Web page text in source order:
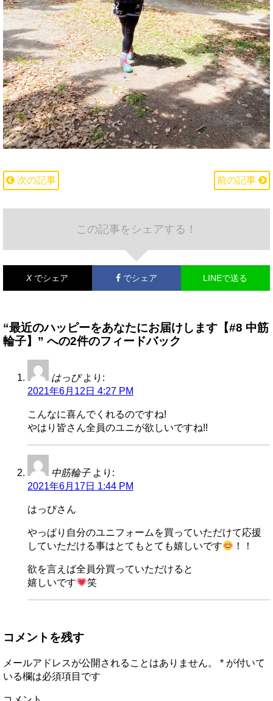
次の記事 前の記事
この記事をシェアする！
X でシェア でシェア LINEで送る
“最近のハッピーをあなたにお届けします【#8 中筋
輪子】” への2件のフィードバック
はっぴ より:
2021年6月12日 4:27 PM
こんなに喜んでくれるのですね!
やはり皆さん全員のユニが欲しいですね!!
中筋輪子 より:
2021年6月17日 1:44 PM
はっぴさん
やっぱり自分のユニフォームを買っていただけて応援
していただける事はとてもとても嬉しいです
！！
欲を言えば全員分買っていただけると
嬉しいです
笑
コメントを残す
メールアドレスが公開されることはありません。 * が付いて
いる欄は必須項目です